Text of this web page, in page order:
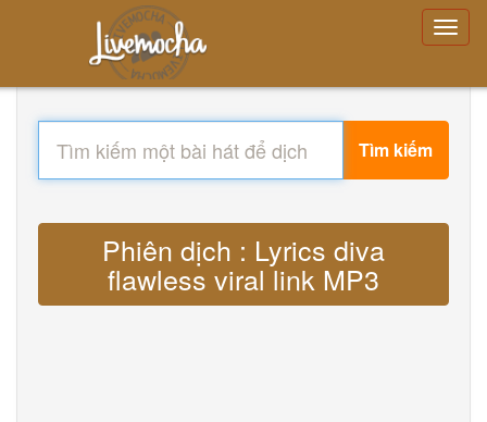
Tìm kiếm
Phiên dịch : Lyrics diva
flawless viral link MP3